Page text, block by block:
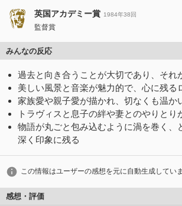
英国アカデミー賞 1984年38回
監督賞
みんなの反応
過去と向き合うことが大切であり、それ
美しい風景と音楽が魅力的で、心に残る
家族愛や親子愛が描かれ、切なくも温か
トラヴィスと息子の絆や妻とのやりとり
物語が丸ごと包み込むように渦を巻く、
深く印象に残る
この情報はユーザーの感想を元に自動生成してい
感想・評価